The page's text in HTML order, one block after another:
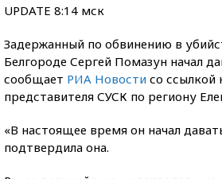
UPDATE 8:14 мск
Задержанный по обвинению в
Белгороде Сергей Помазун начал
сообщает РИА Новости со ссылкой
представителя СУСК по региону
«В настоящее время он начал
подтвердила она.